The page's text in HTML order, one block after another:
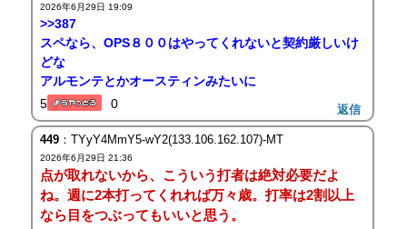
2026年6月29日 19:09
>>387
スペなら、OPS８００はやってくれないと契約厳しいけ
どな
アルモンテとかオースティンみたいに
5
0 返信
449：TYyY4MmY5-wY2(133.106.162.107)-MT
2026年6月29日 21:36
点が取れないから、こういう打者は絶対必要だよ
ね。週に2本打ってくれれば万々歳。打率は2割以上
なら目をつぶってもいいと思う。